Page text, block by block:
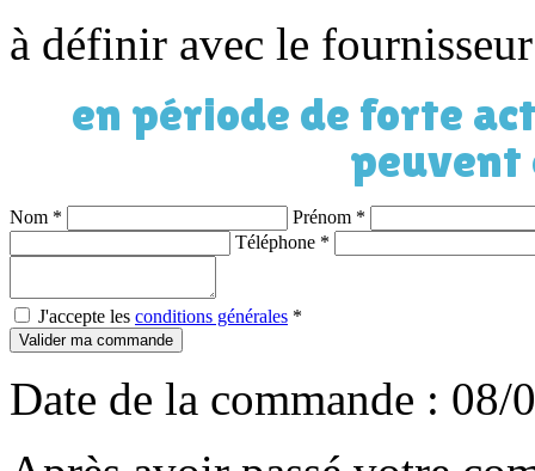
à définir avec le
en période de forte
peuvent
Nom * Prénom *
Téléphone *
J'accepte les conditions générales *
Valider ma commande
Date de la commande : 08/